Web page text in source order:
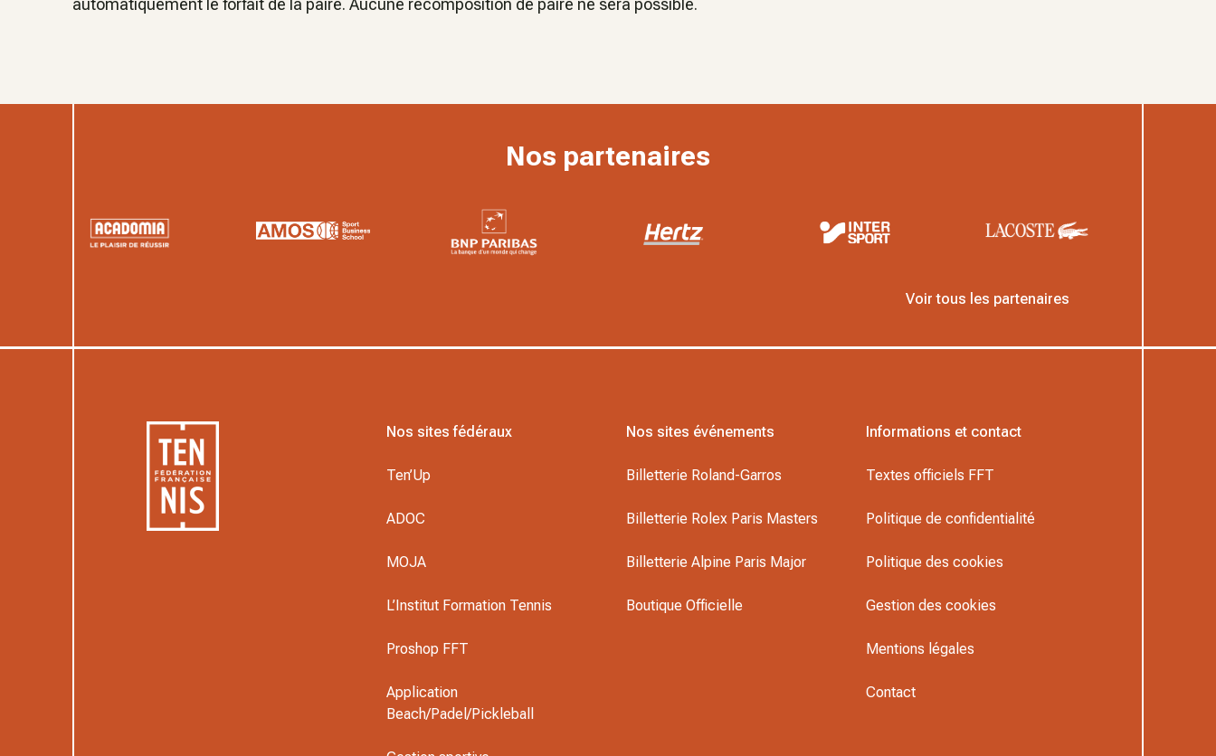
automatiquement le forfait de la paire. Aucune recomposition de paire ne sera possible.
Nos partenaires
Voir tous les partenaires
Nos sites fédéraux
Ten’Up
ADOC
MOJA
L’Institut Formation Tennis
Proshop FFT
Application
Beach/Padel/Pickleball
Nos sites événements
Billetterie Roland-Garros
Billetterie Rolex Paris Masters
Billetterie Alpine Paris Major
Boutique Officielle
Informations et contact
Textes officiels FFT
Politique de confidentialité
Politique des cookies
Gestion des cookies
Mentions légales
Contact